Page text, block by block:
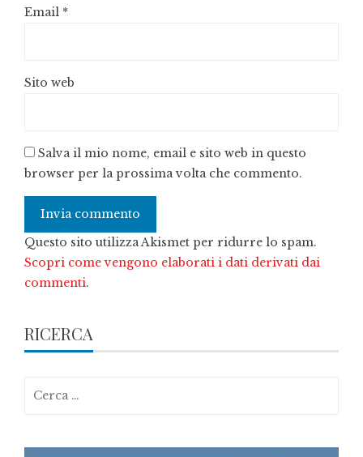
Email *
Sito web
Salva il mio nome, email e sito web in questo
browser per la prossima volta che commento.
Questo sito utilizza Akismet per ridurre lo spam.
Scopri come vengono elaborati i dati derivati dai
commenti.
RICERCA